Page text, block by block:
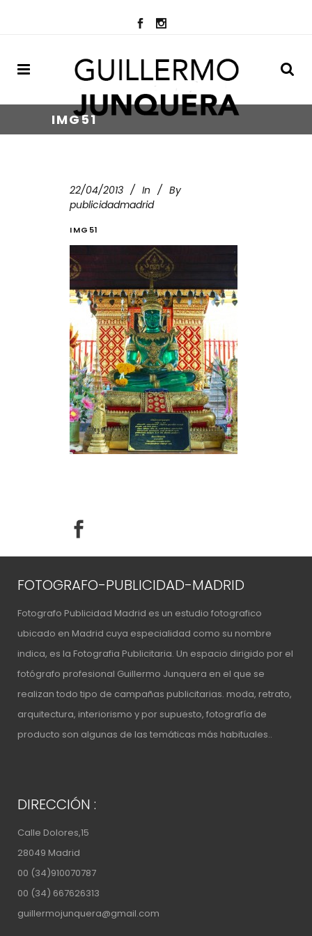
IMG51
22/04/2013 In
By
publicidadmadrid
IMG51
FOTOGRAFO-PUBLICIDAD-MADRID
Fotografo Publicidad Madrid es un estudio fotografico
ubicado en Madrid cuya especialidad como su nombre
indica, es la Fotografia Publicitaria. Un espacio dirigido por el
fotógrafo profesional Guillermo Junquera en el que se
realizan todo tipo de campañas publicitarias. moda, retrato,
arquitectura, interiorismo y por supuesto, fotografía de
producto son algunas de las temáticas más habituales..
DIRECCIÓN :
Calle Dolores,15
28049 Madrid
00 (34)910070787
00 (34) 667626313
guillermojunquera@gmail.com